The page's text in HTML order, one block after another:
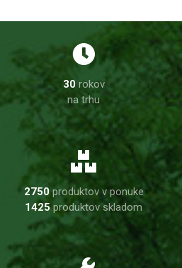
30rokov
na trhu
2750produktov v ponuke
1425produktov skladom